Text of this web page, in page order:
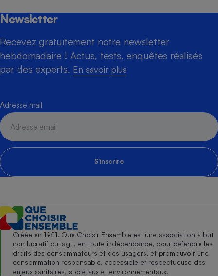
Newsletter
Recevez gratuitement notre newsletter
hebdomadaire ! Actus, tests, enquêtes réalisés
par des experts. En savoir plus
Adresse mail
S'inscrire
Créée en 1951, Que Choisir Ensemble est une association à but
non lucratif qui agit, en toute indépendance, pour défendre les
droits des consommateurs et des usagers, et promouvoir une
consommation responsable, accessible et respectueuse des
enjeux sanitaires, sociétaux et environnementaux.